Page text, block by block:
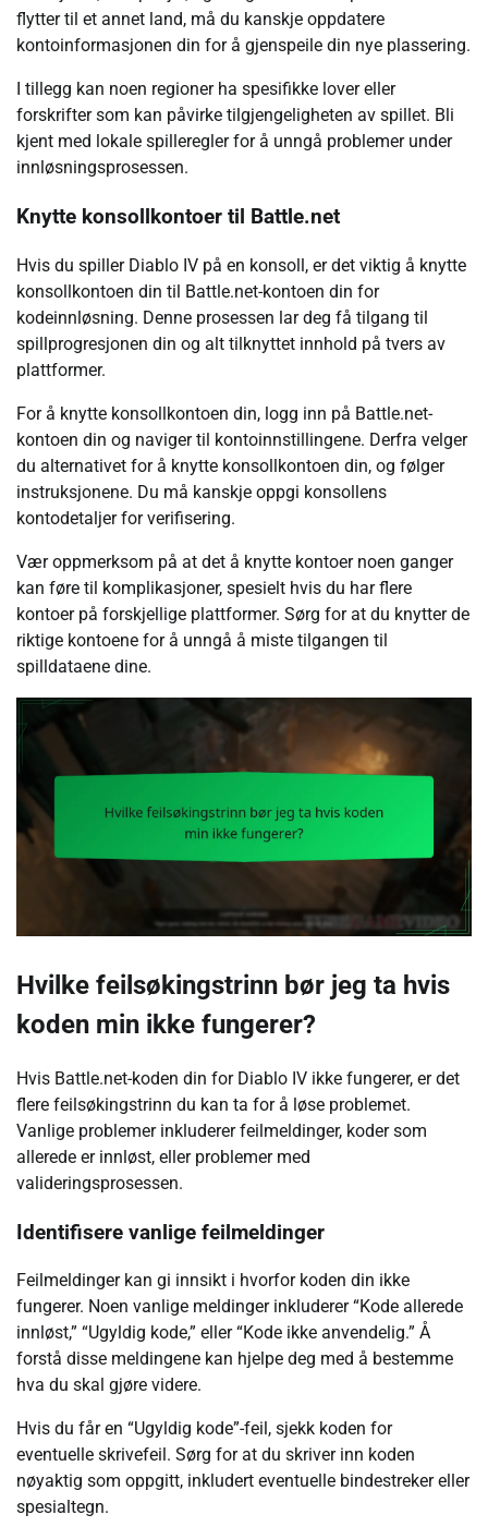
flytter til et annet land, må du kanskje oppdatere
kontoinformasjonen din for å gjenspeile din nye plassering.
I tillegg kan noen regioner ha spesifikke lover eller
forskrifter som kan påvirke tilgjengeligheten av spillet. Bli
kjent med lokale spilleregler for å unngå problemer under
innløsningsprosessen.
Knytte konsollkontoer til Battle.net
Hvis du spiller Diablo IV på en konsoll, er det viktig å knytte
konsollkontoen din til Battle.net-kontoen din for
kodeinnløsning. Denne prosessen lar deg få tilgang til
spillprogresjonen din og alt tilknyttet innhold på tvers av
plattformer.
For å knytte konsollkontoen din, logg inn på Battle.net-
kontoen din og naviger til kontoinnstillingene. Derfra velger
du alternativet for å knytte konsollkontoen din, og følger
instruksjonene. Du må kanskje oppgi konsollens
kontodetaljer for verifisering.
Vær oppmerksom på at det å knytte kontoer noen ganger
kan føre til komplikasjoner, spesielt hvis du har flere
kontoer på forskjellige plattformer. Sørg for at du knytter de
riktige kontoene for å unngå å miste tilgangen til
spilldataene dine.
Hvilke feilsøkingstrinn bør jeg ta hvis
koden min ikke fungerer?
Hvis Battle.net-koden din for Diablo IV ikke fungerer, er det
flere feilsøkingstrinn du kan ta for å løse problemet.
Vanlige problemer inkluderer feilmeldinger, koder som
allerede er innløst, eller problemer med
valideringsprosessen.
Identifisere vanlige feilmeldinger
Feilmeldinger kan gi innsikt i hvorfor koden din ikke
fungerer. Noen vanlige meldinger inkluderer “Kode allerede
innløst,” “Ugyldig kode,” eller “Kode ikke anvendelig.” Å
forstå disse meldingene kan hjelpe deg med å bestemme
hva du skal gjøre videre.
Hvis du får en “Ugyldig kode”-feil, sjekk koden for
eventuelle skrivefeil. Sørg for at du skriver inn koden
nøyaktig som oppgitt, inkludert eventuelle bindestreker eller
spesialtegn.